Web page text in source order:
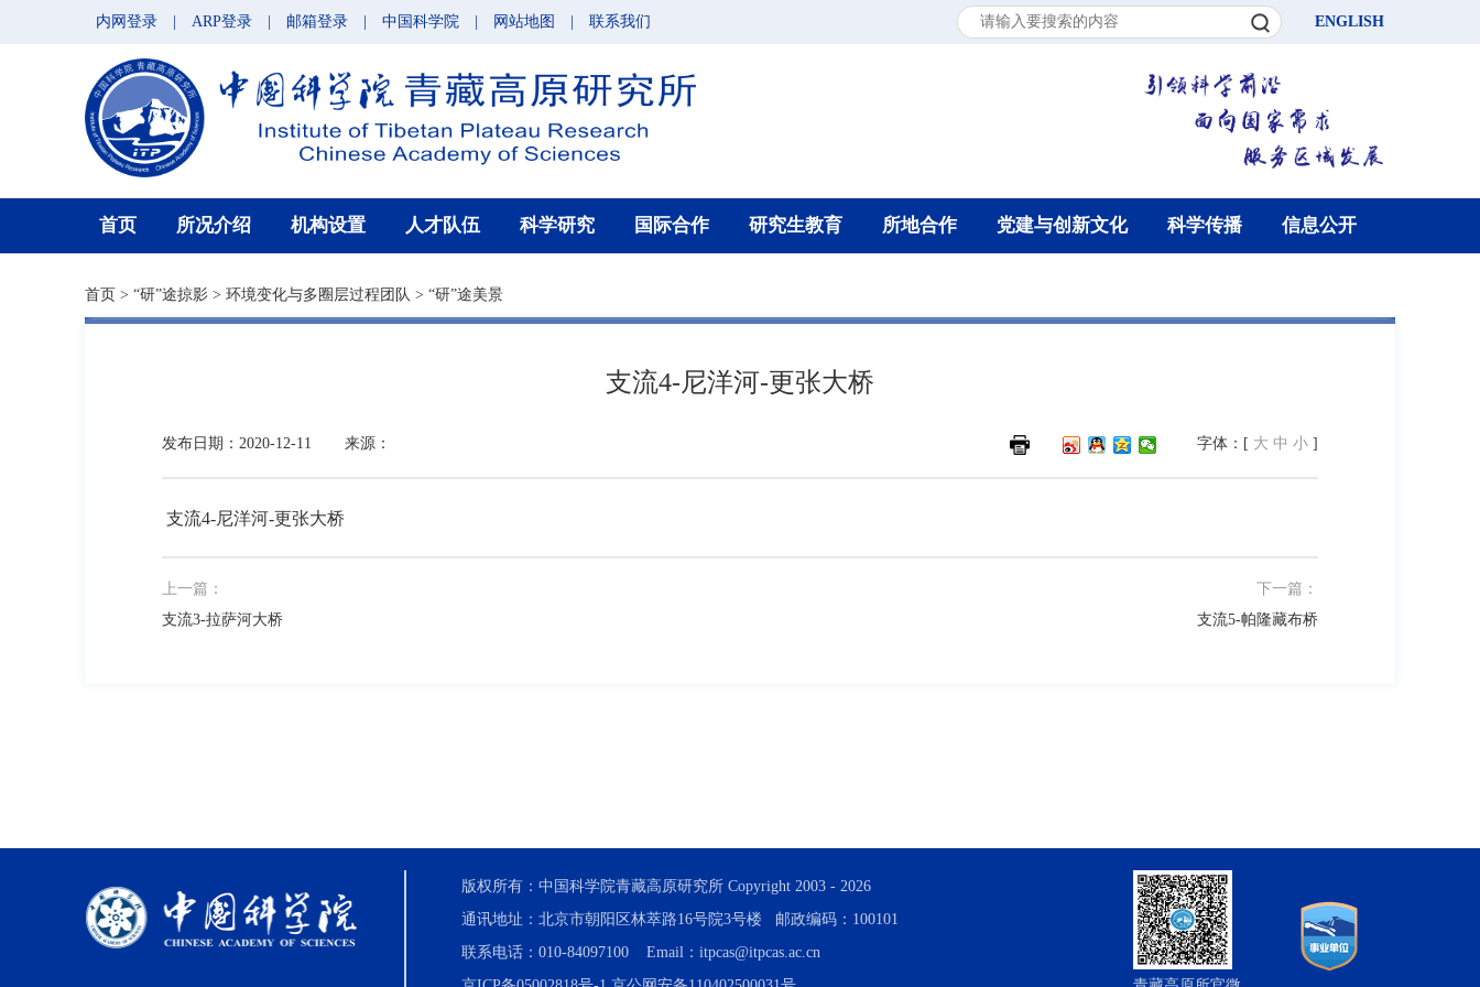
内网登录 ARP登录 邮箱登录 中国科学院 网站地图 联系我们 ENGLISH
首页 所况介绍 机构设置 人才队伍 科学研究 国际合作 研究生教育 所地合作 党建与创新文化 科学传播 信息公开
首页 > “研”途掠影 > 环境变化与多圈层过程团队 > “研”途美景
支流4-尼洋河-更张大桥
发布日期：2020-12-11 来源： 字体：[ 大 中 小 ]
支流4-尼洋河-更张大桥
上一篇：
支流3-拉萨河大桥
下一篇：
支流5-帕隆藏布桥
版权所有：中国科学院青藏高原研究所 Copyright 2003 - 2026
通讯地址：北京市朝阳区林萃路16号院3号楼 邮政编码：100101
联系电话：010-84097100 Email：itpcas@itpcas.ac.cn